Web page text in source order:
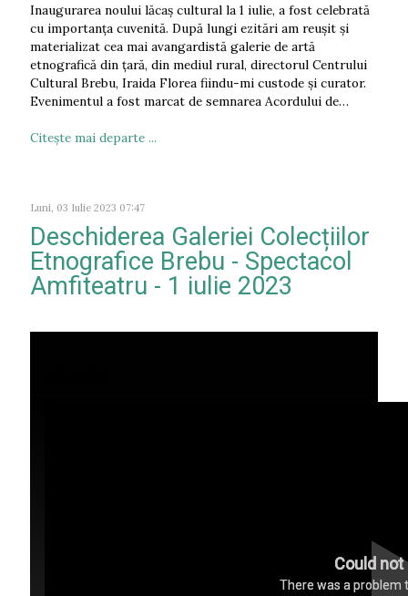
Inaugurarea noului lăcaș cultural la 1 iulie, a fost celebrată
cu importanța cuvenită. După lungi ezitări am reușit și
materializat cea mai avangardistă galerie de artă
etnografică din țară, din mediul rural, directorul Centrului
Cultural Brebu, Iraida Florea fiindu-mi custode și curator.
Evenimentul a fost marcat de semnarea Acordului de…
Citeşte mai departe ...
Luni, 03 Iulie 2023 07:47
Deschiderea Galeriei Colecțiilor
Etnografice Brebu - Spectacol
Amfiteatru - 1 iulie 2023
Could not
There was a problem